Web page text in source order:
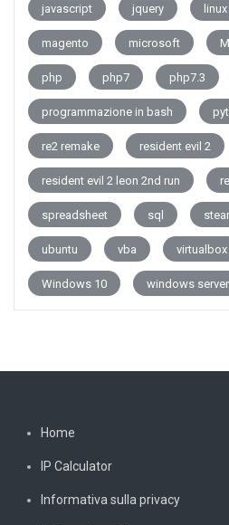
javascript jquery linux
magento microsoft
php php7 php7.3
programmazione in bash
re2 remake resident evil 2
resident evil 2 leon 2nd run
spreadsheet sql
ubuntu vba virtualbox
Windows 10 windows server
Home
IP Calculator
Informativa sulla privacy